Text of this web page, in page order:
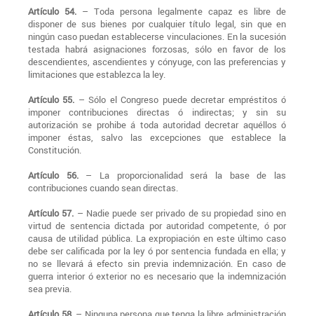
Artículo 54. – Toda persona legalmente capaz es libre de
disponer de sus bienes por cualquier título legal, sin que en
ningún caso puedan establecerse vinculaciones. En la sucesión
testada habrá asignaciones forzosas, sólo en favor de los
descendientes, ascendientes y cónyuge, con las preferencias y
limitaciones que establezca la ley.
Artículo 55. – Sólo el Congreso puede decretar empréstitos ó
imponer contribuciones directas ó indirectas; y sin su
autorización se prohibe á toda autoridad decretar aquéllos ó
imponer éstas, salvo las excepciones que establece la
Constitución.
Artículo 56.– La proporcionalidad será la base de las
contribuciones cuando sean directas.
Artículo 57. – Nadie puede ser privado de su propiedad sino en
virtud de sentencia dictada por autoridad competente, ó por
causa de utilidad pública. La expropiación en este último caso
debe ser calificada por la ley ó por sentencia fundada en ella; y
no se llevará á efecto sin previa indemnización. En caso de
guerra interior ó exterior no es necesario que la indemnización
sea previa.